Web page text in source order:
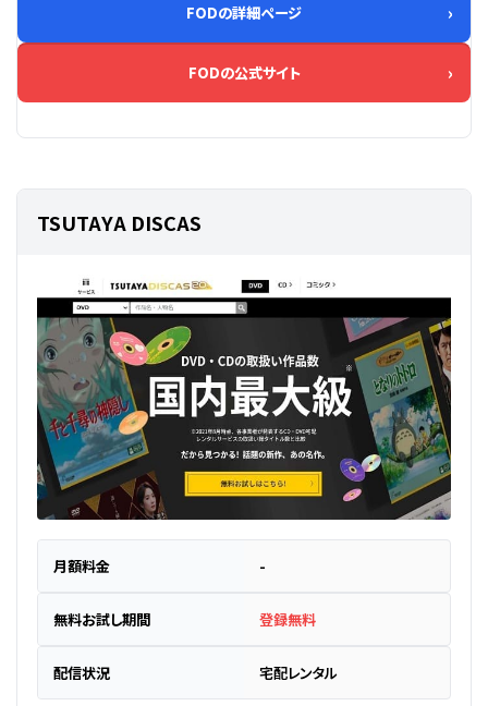
FODの詳細ページ
FODの公式サイト
TSUTAYA DISCAS
月額料金 -
無料お試し期間 登録無料
配信状況 宅配レンタル